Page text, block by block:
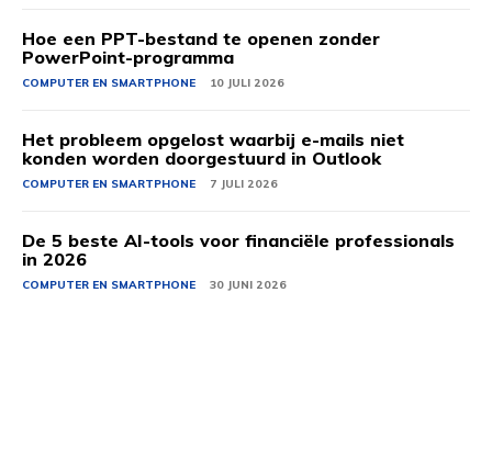
Hoe een PPT-bestand te openen zonder
PowerPoint-programma
COMPUTER EN SMARTPHONE 10 JULI 2026
Het probleem opgelost waarbij e-mails niet
konden worden doorgestuurd in Outlook
COMPUTER EN SMARTPHONE 7 JULI 2026
De 5 beste AI-tools voor financiële professionals
in 2026
COMPUTER EN SMARTPHONE 30 JUNI 2026